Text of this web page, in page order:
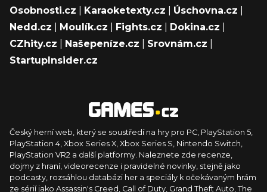
Osobnosti.cz
Karaoketexty.cz Úschovna.cz
Nedd.cz
Moulík.cz Fights.cz Dokina.cz
CZhity.cz
Našepeníze.cz Srovnám.cz
StartupInsider.cz
Český herní web, který se soustředí na hry pro PC, PlayStation 5,
PlayStation 4, Xbox Series X, Xbox Series S, Nintendo Switch,
PlayStation VR2 a další platformy. Naleznete zde recenze,
dojmy z hraní, videorecenze i pravidelné novinky, stejně jako
podcasty, rozsáhlou databázi her a speciály k očekávaným hrám
ze sérií jako Assassin's Creed, Call of Duty, Grand Theft Auto, The